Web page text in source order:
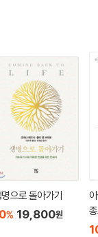
으로 돌아가기
% 19,800원